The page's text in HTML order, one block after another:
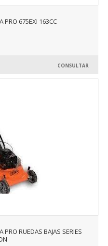
PRO 675EXI 163CC
CONSULTAR
PRO RUEDAS BAJAS SERIES